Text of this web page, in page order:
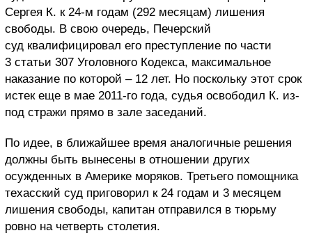
Сергея К. к 24-м годам (292 месяцам) лишения
свободы. В свою очередь, Печерский
суд квалифицировал его преступление по части
3 статьи 307 Уголовного Кодекса, максимальное
наказание по которой – 12 лет. Но поскольку этот срок
истек еще в мае 2011-го года, судья освободил К. из-
под стражи прямо в зале заседаний.
По идее, в ближайшее время аналогичные решения
должны быть вынесены в отношении других
осужденных в Америке моряков. Третьего помощника
техасский суд приговорил к 24 годам и 3 месяцем
лишения свободы, капитан отправился в тюрьму
ровно на четверть столетия.